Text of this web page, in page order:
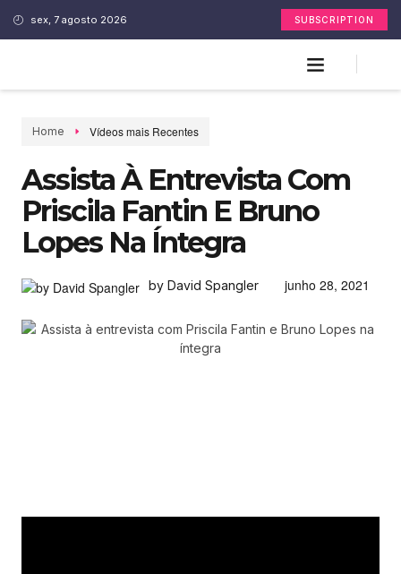
sex, 7 agosto 2026 SUBSCRIPTION
Home Vídeos mais Recentes
Assista À Entrevista Com
Priscila Fantin E Bruno
Lopes Na Íntegra
by David Spangler junho 28, 2021